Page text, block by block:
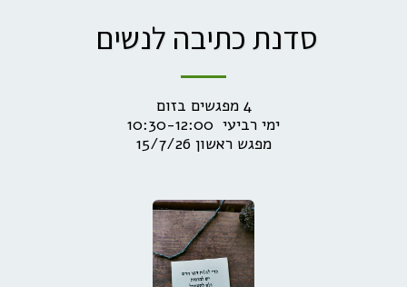
סדנת כתיבה לנשים
מפגש ראשון 15/7/26